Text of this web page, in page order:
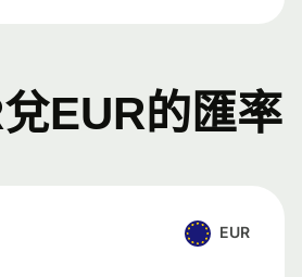
EUR的匯率
EUR